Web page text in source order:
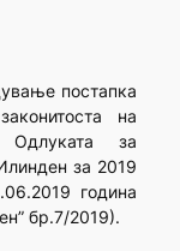
постапка
на
за
за 2019
година
бр.7/2019).